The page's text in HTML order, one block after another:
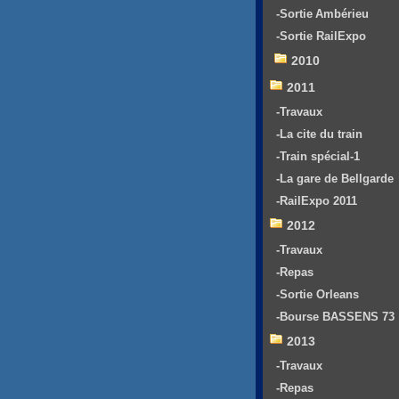
-Sortie Ambérieu
-Sortie RailExpo
2010
2011
-Travaux
-La cite du train
-Train spécial-1
-La gare de Bellgarde
-RailExpo 2011
2012
-Travaux
-Repas
-Sortie Orleans
-Bourse BASSENS 73
2013
-Travaux
-Repas